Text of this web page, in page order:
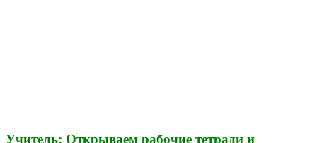
Учитель: Открываем рабочие тетради и